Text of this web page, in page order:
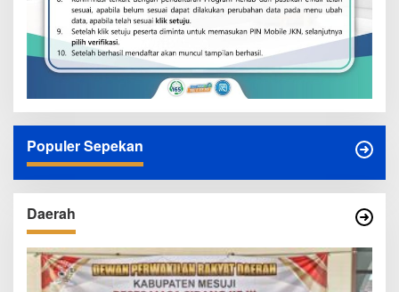
Populer Sepekan
Daerah